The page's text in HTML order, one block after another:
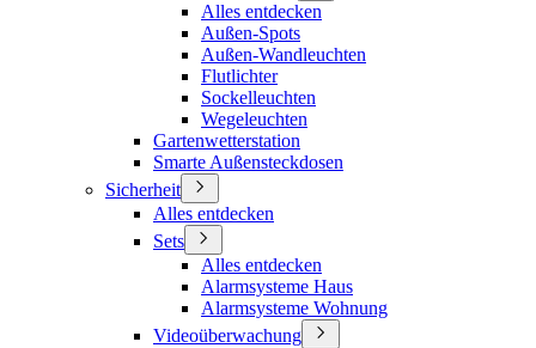
Alles entdecken
Außen-Spots
Außen-Wandleuchten
Flutlichter
Sockelleuchten
Wegeleuchten
Gartenwetterstation
Smarte Außensteckdosen
Sicherheit
Alles entdecken
Sets
Alles entdecken
Alarmsysteme Haus
Alarmsysteme Wohnung
Videoüberwachung